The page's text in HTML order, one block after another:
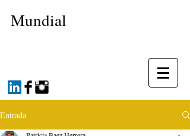
Mundial
Entrada